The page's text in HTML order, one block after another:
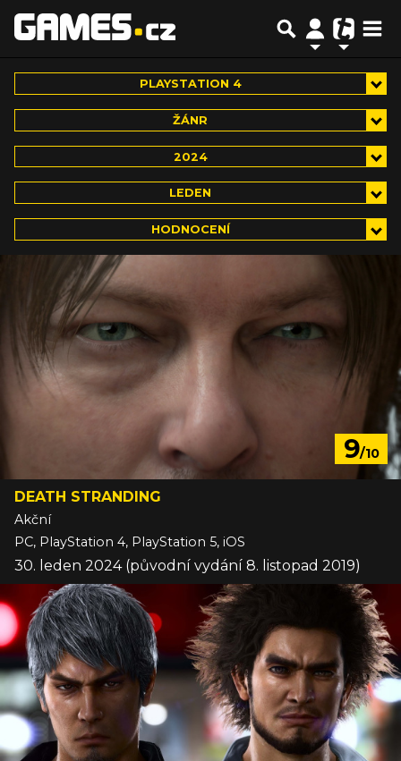
PLAYSTATION 4
ŽÁNR
2024
LEDEN
HODNOCENÍ
9/10
DEATH STRANDING
Akční
PC, PlayStation 4, PlayStation 5, iOS
30. leden 2024 (původní vydání 8. listopad 2019)